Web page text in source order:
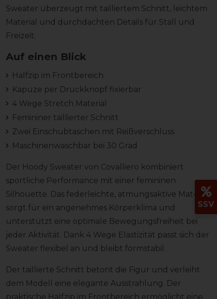
Sweater überzeugt mit tailliertem Schnitt, leichtem
Material und durchdachten Details für Stall und
Freizeit.
Auf einen Blick
Halfzip im Frontbereich
Kapuze per Druckknopf fixierbar
4 Wege Stretch Material
Femininer taillierter Schnitt
Zwei Einschubtaschen mit Reißverschluss
Maschinenwaschbar bei 30 Grad
Der Hoody Sweater von Covalliero kombiniert
sportliche Performance mit einer femininen
Silhouette. Das federleichte, atmungsaktive Material
sorgt für ein angenehmes Körperklima und
unterstützt eine optimale Bewegungsfreiheit bei
jeder Aktivität. Dank 4 Wege Elastizität passt sich der
Sweater flexibel an und bleibt formstabil.
Der taillierte Schnitt betont die Figur und verleiht
dem Modell eine elegante Ausstrahlung. Der
praktische Halfzip im Frontbereich ermöglicht eine
SSV